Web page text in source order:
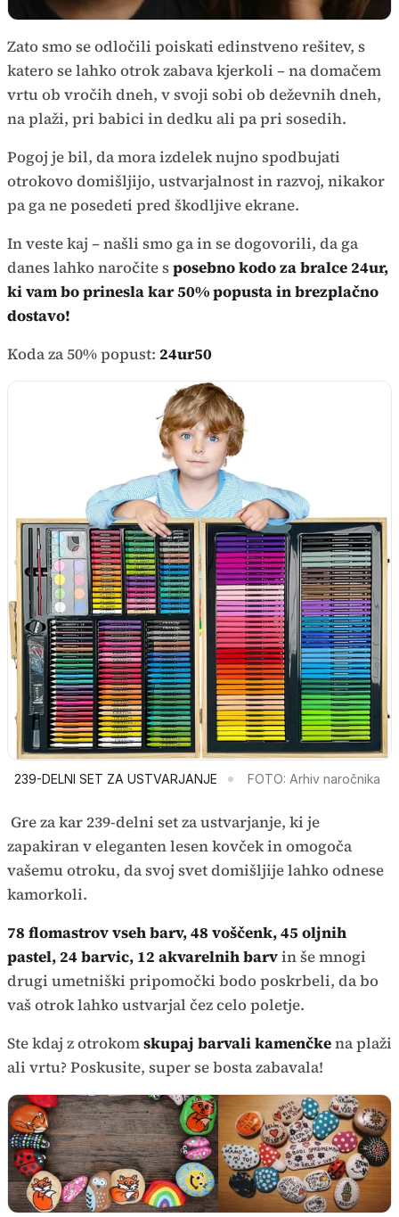
Zato smo se odločili poiskati edinstveno rešitev, s
katero se lahko otrok zabava kjerkoli – na domačem
vrtu ob vročih dneh, v svoji sobi ob deževnih dneh,
na plaži, pri babici in dedku ali pa pri sosedih.
Pogoj je bil, da mora izdelek nujno spodbujati
otrokovo domišljijo, ustvarjalnost in razvoj, nikakor
pa ga ne posedeti pred škodljive ekrane.
In veste kaj – našli smo ga in se dogovorili, da ga
danes lahko naročite sposebno kodo za bralce 24ur,
ki vam bo prinesla kar 50% popusta in brezplačno
dostavo!
Koda za 50% popust: 24ur50
239-DELNI SET ZA USTVARJANJE FOTO: Arhiv naročnika
Gre za kar 239-delni set za ustvarjanje, ki je
zapakiran v eleganten lesen kovček in omogoča
vašemu otroku, da svoj svet domišljije lahko odnese
kamorkoli.
78 flomastrov vseh barv, 48 voščenk, 45 oljnih
pastel, 24 barvic, 12 akvarelnih barvin še mnogi
drugi umetniški pripomočki bodo poskrbeli, da bo
vaš otrok lahko ustvarjal čez celo poletje.
Ste kdaj z otrokomskupaj barvali kamenčkena plaži
ali vrtu? Poskusite, super se bosta zabavala!